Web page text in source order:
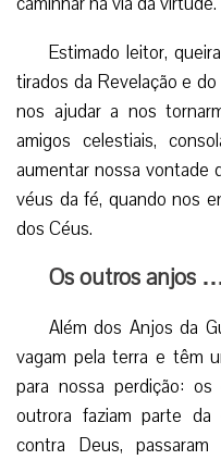
Estimado leitor,
tirados da Revelação e
nos ajudar a nos
amigos celestiais,
aumentar nossa vontade
véus da fé, quando nos
dos Céus.
Os outros anjos
Além dos Anjos da
vagam pela terra e têm
para nossa perdição:
outrora faziam parte da
contra Deus,